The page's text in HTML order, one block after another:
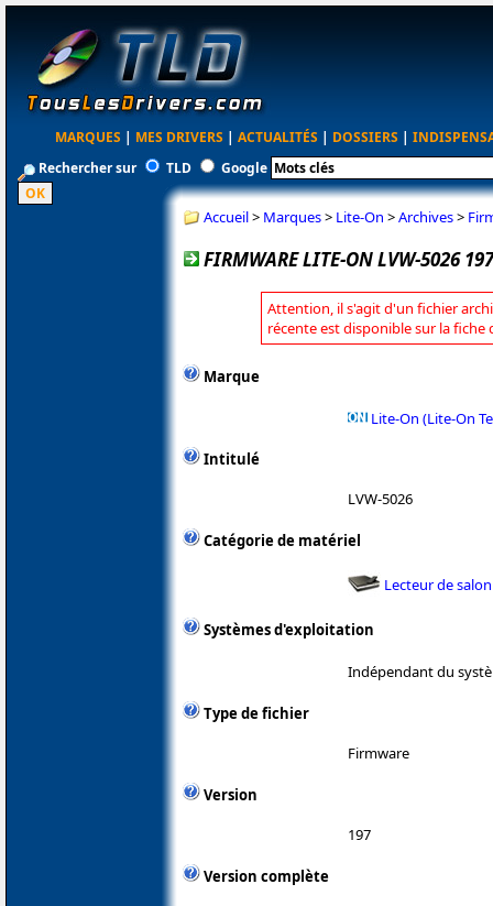
MARQUES | MES DRIVERS | ACTUALITÉS | DOSSIERS |
Rechercher sur
TLD Google
Accueil> Marques> Lite-On >Archives>
FIRMWARE LITE-ON LVW-5026 197
Attention, il s'agit d'un fichier
récente est disponible sur la fiche
Marque
Lite-On (Lite-On
Intitulé
LVW-5026
Catégorie de matériel
Lecteur de salon
Systèmes d'exploitation
Indépendant du
Type de fichier
Firmware
Version
197
Version complète